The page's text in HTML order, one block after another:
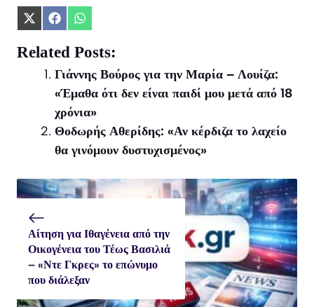
Share
X
(Twitter)
Share
Facebook
Share
WhatsApp
Related Posts:
Γιάννης Βούρος για την Μαρία – Λουίζα:
«Έμαθα ότι δεν είναι παιδί μου μετά από 18
χρόνια»
Θοδωρής Αθερίδης: «Αν κέρδιζα το λαχείο
θα γινόμουν δυστυχισμένος»
Αίτηση για Ιθαγένεια από την
Οικογένεια του Τέως Βασιλιά
– «Ντε Γκρες» το επώνυμο
που διάλεξαν